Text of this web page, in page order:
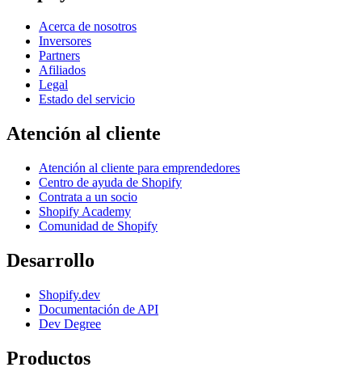
Acerca de nosotros
Inversores
Partners
Afiliados
Legal
Estado del servicio
Atención al cliente
Atención al cliente para emprendedores
Centro de ayuda de Shopify
Contrata a un socio
Shopify Academy
Comunidad de Shopify
Desarrollo
Shopify.dev
Documentación de API
Dev Degree
Productos